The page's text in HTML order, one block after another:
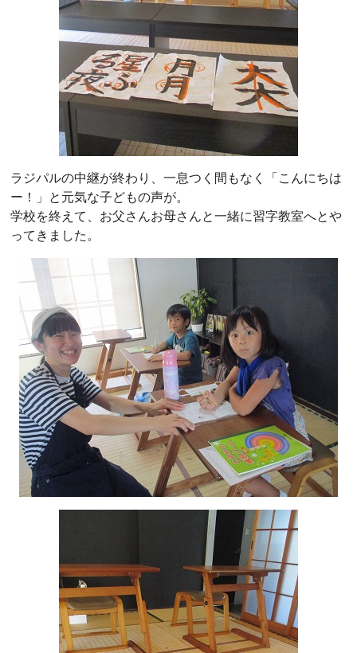
ラジパルの中継が終わり、一息つく間もなく「こんにちは
ー！」と元気な子どもの声が。
学校を終えて、お父さんお母さんと一緒に習字教室へとや
ってきました。